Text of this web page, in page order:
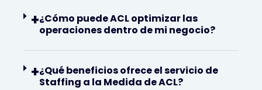
+¿Cómo puede ACL optimizar las
operaciones dentro de mi negocio?
+¿Qué beneficios ofrece el servicio de
Staffing a la Medida de ACL?